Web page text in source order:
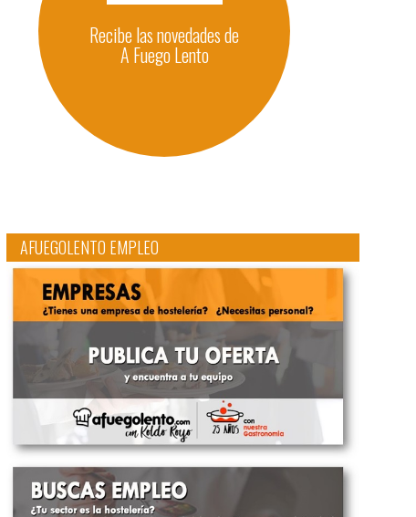
Recibe las novedades de
A Fuego Lento
AFUEGOLENTO EMPLEO